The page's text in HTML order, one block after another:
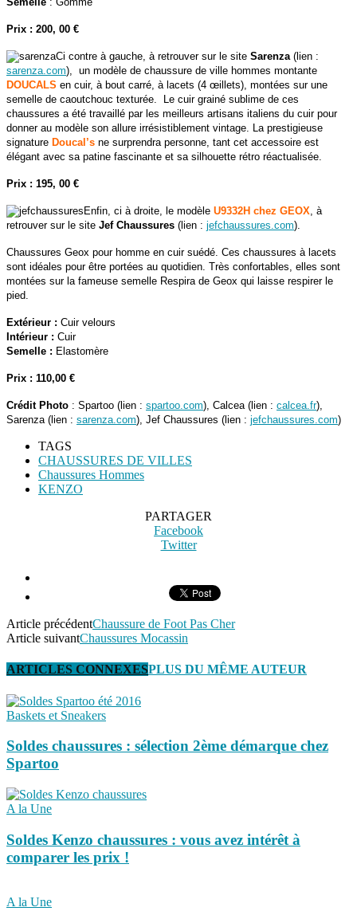
Prix : 200, 00 €
Ci contre à gauche, à retrouver sur le site Sarenza(lien :
sarenza.com), un modèle de chaussure de ville hommes montante
DOUCALS en cuir, à bout carré, à lacets (4 œillets), montées sur une
semelle de caoutchouc texturée. Le cuir grainé sublime de ces
chaussures a été travaillé par les meilleurs artisans italiens du cuir pour
donner au modèle son allure irrésistiblement vintage. La prestigieuse
signature Doucal’s ne surprendra personne, tant cet accessoire est
élégant avec sa patine fascinante et sa silhouette rétro réactualisée.
Prix : 195, 00 €
Enfin, ci à droite, le modèle U9332H chez GEOX, à
retrouver sur le site Jef Chaussures (lien : jefchaussures.com).
Chaussures Geox pour homme en cuir suédé. Ces chaussures à lacets
sont idéales pour être portées au quotidien. Très confortables, elles sont
montées sur la fameuse semelle Respira de Geox qui laisse respirer le
pied.
Extérieur : Cuir velours
Intérieur : Cuir
Semelle : Elastomère
Prix : 110,00 €
Crédit Photo : Spartoo (lien : spartoo.com), Calcea (lien : calcea.fr),
Sarenza (lien : sarenza.com), Jef Chaussures (lien : jefchaussures.com)
TAGS
CHAUSSURES DE VILLES
Chaussures Hommes
KENZO
PARTAGER
Facebook
Twitter
Article précédentChaussure de Foot Pas Cher
Article suivantChaussures Mocassin
ARTICLES CONNEXESPLUS DU MÊME AUTEUR
Baskets et Sneakers
Soldes chaussures : sélection 2ème démarque chez
Spartoo
A la Une
Soldes Kenzo chaussures : vous avez intérêt à
comparer les prix !
A la Une